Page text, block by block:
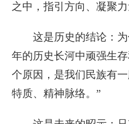
之中，指引方向、凝聚力
这是历史的结论：
年的历史长河中顽强生
个原因，是我们民族有
特质、精神脉络。”